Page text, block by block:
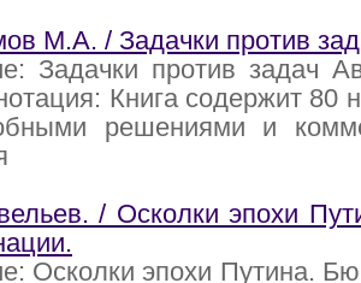
М.А. / Задачки против
Задачки против задач
Книга содержит 80
решениями и
/ Осколки эпохи
Осколки эпохи Путина.